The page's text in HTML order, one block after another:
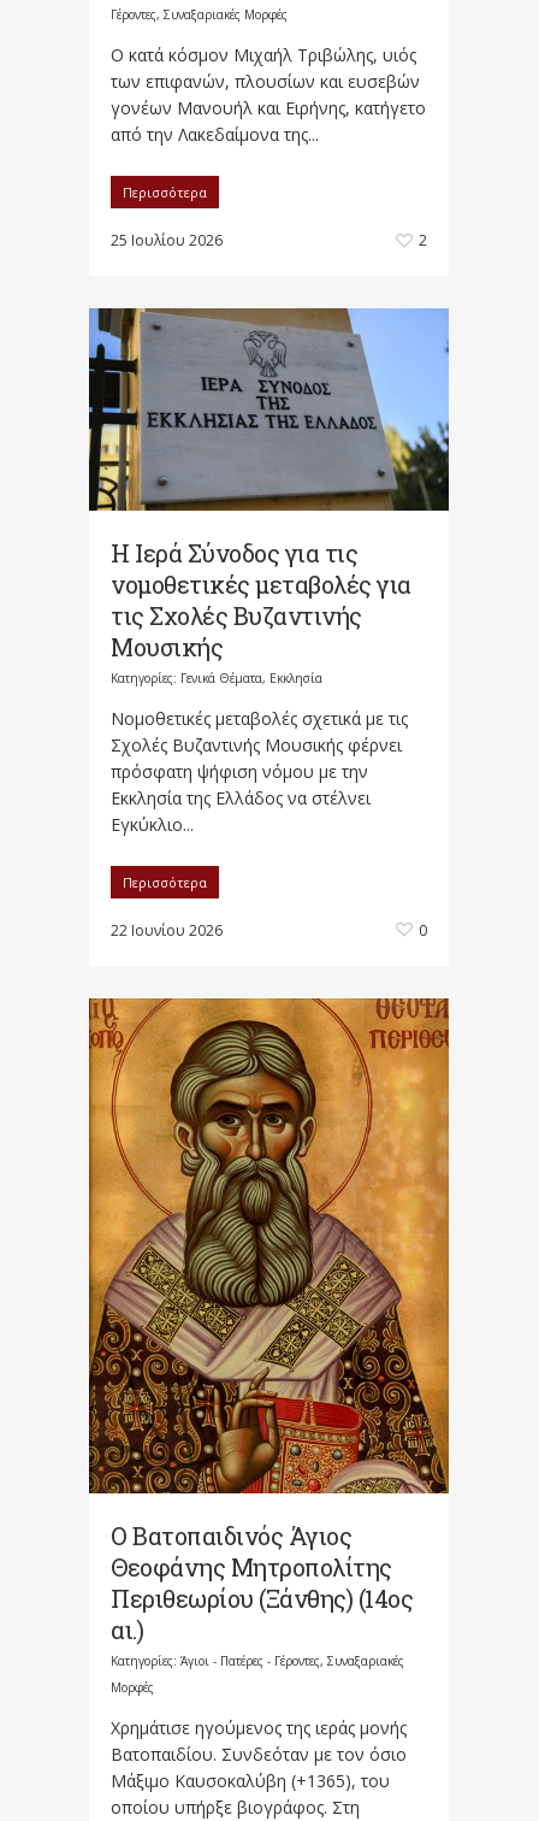
Γέροντες, Συναξαριακές Μορφές
Ο κατά κόσμον Μιχαήλ Τριβώλης, υιός
των επιφανών, πλουσίων και ευσεβών
γονέων Μανουήλ και Ειρήνης, κατήγετο
από την Λακεδαίμονα της...
Περισσότερα
25 Ιουλίου 2026 2
Η Ιερά Σύνοδος για τις
νομοθετικές μεταβολές για
τις Σχολές Βυζαντινής
Μουσικής
Κατηγορίες: Γενικά Θέματα, Εκκλησία
Νομοθετικές μεταβολές σχετικά με τις
Σχολές Βυζαντινής Μουσικής φέρνει
πρόσφατη ψήφιση νόμου με την
Εκκλησία της Ελλάδος να στέλνει
Εγκύκλιο...
Περισσότερα
22 Ιουνίου 2026 0
Ο Βατοπαιδινός Άγιος
Θεοφάνης Μητροπολίτης
Περιθεωρίου (Ξάνθης) (14ος
αι.)
Κατηγορίες: Άγιοι - Πατέρες - Γέροντες, Συναξαριακές
Μορφές
Χρημάτισε ηγούμενος της ιεράς μονής
Βατοπαιδίου. Συνδεόταν με τον όσιο
Μάξιμο Καυσοκαλύβη (+1365), του
οποίου υπήρξε βιογράφος. Στη